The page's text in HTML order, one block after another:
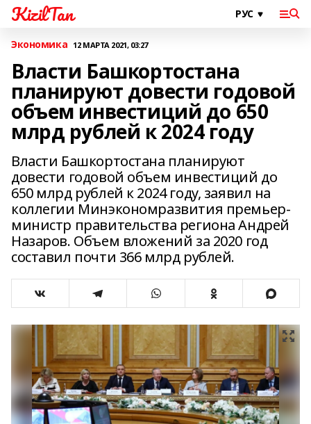
KizilTan
Экономика 12 МАРТА 2021, 03:27
Власти Башкортостана
планируют довести годовой
объем инвестиций до 650
млрд рублей к 2024 году
Власти Башкортостана планируют
довести годовой объем инвестиций до
650 млрд рублей к 2024 году, заявил на
коллегии Минэкономразвития премьер-
министр правительства региона Андрей
Назаров. Объем вложений за 2020 год
составил почти 366 млрд рублей.